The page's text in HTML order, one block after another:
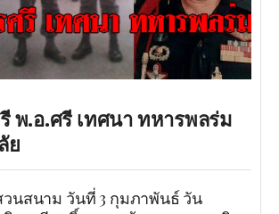
พ.อ.ศรี เทศนา ทหารพลร่ม
ย
นสนาม วันที่ 3 กุมภาพันธ์ วัน